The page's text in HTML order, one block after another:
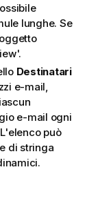
lunghe. Se
Destinatari
e-mail,
e-mail ogni
può
di stringa